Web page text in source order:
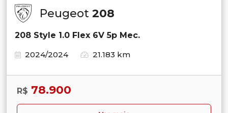
Peugeot 208
208 Style 1.0 Flex 6V 5p Mec.
2024/2024
21.183 km
R$ 78.900